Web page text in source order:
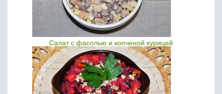
Салат с фасолью и копченой курицей